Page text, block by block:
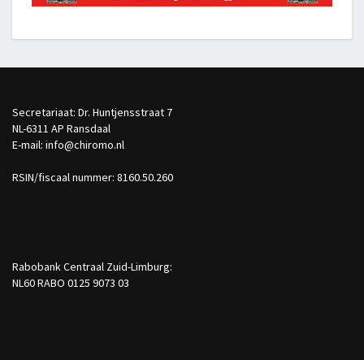
Secretariaat: Dr. Huntjensstraat 7
NL-6311 AP Ransdaal
E-mail: info@chiromo.nl
RSIN/fiscaal nummer: 8160.50.260
Rabobank Centraal Zuid-Limburg:
NL60 RABO 0125 9073 03